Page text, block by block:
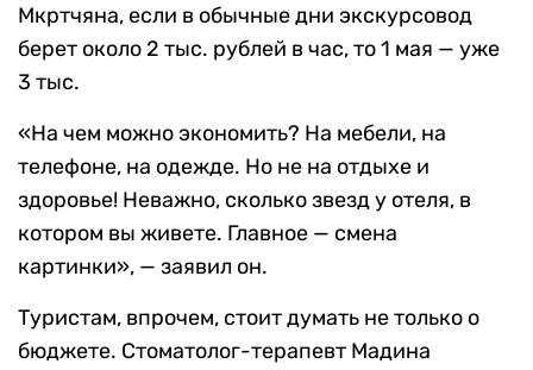
Мкртчяна, если в обычные дни экскурсовод
берет около 2 тыс. рублей в час, то 1 мая — уже
3 тыс.
«На чем можно экономить? На мебели, на
телефоне, на одежде. Но не на отдыхе и
здоровье! Неважно, сколько звезд у отеля, в
котором вы живете. Главное — смена
картинки», — заявил он.
Туристам, впрочем, стоит думать не только о
бюджете. Стоматолог-терапевт Мадина